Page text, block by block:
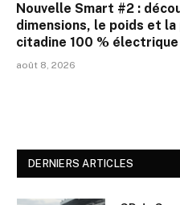
Nouvelle Smart #2 :
dimensions, le poids et
citadine 100 %
août 8, 2026
DERNIERS ARTICLES